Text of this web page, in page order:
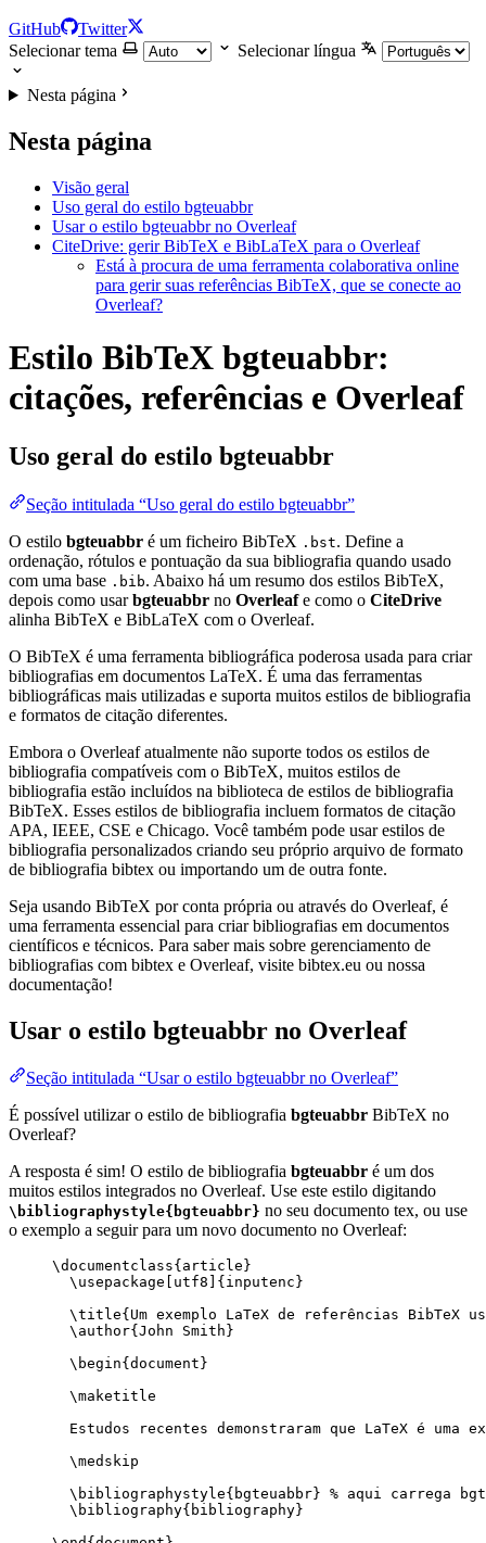
GitHub
Twitter
Selecionar tema
Selecionar língua
Nesta página
Nesta página
Visão geral
Uso geral do estilo bgteuabbr
Usar o estilo bgteuabbr no Overleaf
CiteDrive: gerir BibTeX e BibLaTeX para o Overleaf
Está à procura de uma ferramenta colaborativa online
para gerir suas referências BibTeX, que se conecte ao
Overleaf?
Estilo BibTeX bgteuabbr:
citações, referências e Overleaf
Uso geral do estilo bgteuabbr
Seção intitulada “Uso geral do estilo bgteuabbr”
O estilo bgteuabbr é um ficheiro BibTeX .bst. Define a
ordenação, rótulos e pontuação da sua bibliografia quando usado
com uma base .bib. Abaixo há um resumo dos estilos BibTeX,
depois como usarbgteuabbr no Overleafe como o CiteDrive
alinha BibTeX e BibLaTeX com o Overleaf.
O BibTeX é uma ferramenta bibliográfica poderosa usada para criar
bibliografias em documentos LaTeX. É uma das ferramentas
bibliográficas mais utilizadas e suporta muitos estilos de bibliografia
e formatos de citação diferentes.
Embora o Overleaf atualmente não suporte todos os estilos de
bibliografia compatíveis com o BibTeX, muitos estilos de
bibliografia estão incluídos na biblioteca de estilos de bibliografia
BibTeX. Esses estilos de bibliografia incluem formatos de citação
APA, IEEE, CSE e Chicago. Você também pode usar estilos de
bibliografia personalizados criando seu próprio arquivo de formato
de bibliografia bibtex ou importando um de outra fonte.
Seja usando BibTeX por conta própria ou através do Overleaf, é
uma ferramenta essencial para criar bibliografias em documentos
científicos e técnicos. Para saber mais sobre gerenciamento de
bibliografias com bibtex e Overleaf, visite bibtex.eu ou nossa
documentação!
Usar o estilo bgteuabbr no Overleaf
Seção intitulada “Usar o estilo bgteuabbr no Overleaf”
É possível utilizar o estilo de bibliografia bgteuabbr BibTeX no
Overleaf?
A resposta é sim! O estilo de bibliografia bgteuabbr é um dos
muitos estilos integrados no Overleaf. Use este estilo digitando
\bibliographystyle{bgteuabbr} no seu documento tex, ou use
o exemplo a seguir para um novo documento no Overleaf:
\documentclass{ article }
\usepackage
utf8 ]{ inputenc }
\title{Um exemplo LaTeX de referências
\author{John Smith}
\begin{ document }
\maketitle
Estudos recentes demonstraram que LaTeX é
\medskip
\bibliographystyle{bgteuabbr} % aqui carrega
\bibliography{bibliography}